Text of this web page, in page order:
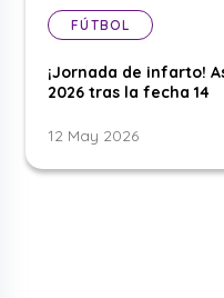
FÚTBOL
¡Jornada de infarto!
2026 tras la fecha 14
12 May 2026